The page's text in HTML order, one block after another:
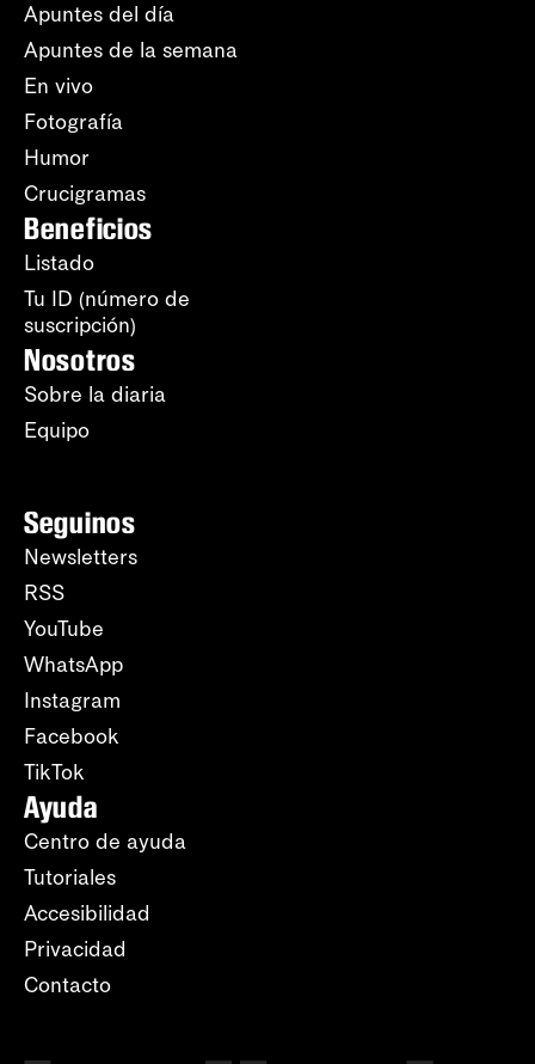
Apuntes del día
Apuntes de la semana
En vivo
Fotografía
Humor
Crucigramas
Beneficios
Listado
Tu ID (número de
suscripción)
Nosotros
Sobre la diaria
Equipo
Seguinos
Newsletters
RSS
YouTube
WhatsApp
Instagram
Facebook
TikTok
Ayuda
Centro de ayuda
Tutoriales
Accesibilidad
Privacidad
Contacto